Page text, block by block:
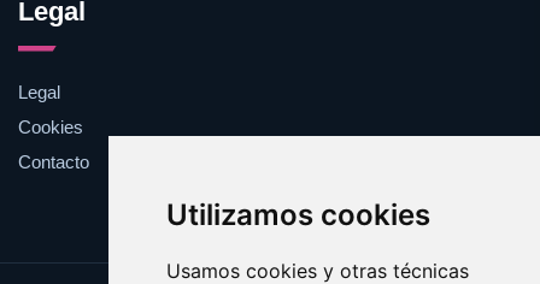
Utilizamos cookies
Usamos cookies y otras técnicas
Legal
Legal
Cookies
Contacto